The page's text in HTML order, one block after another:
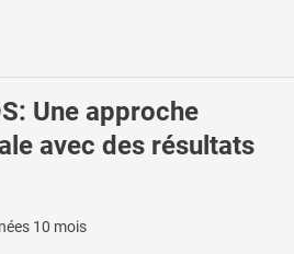
Une approche
avec des résultats
10 mois